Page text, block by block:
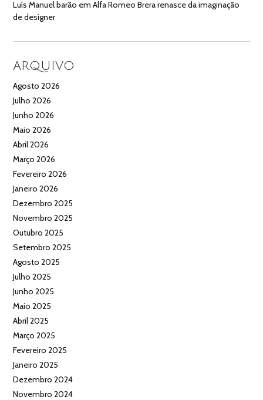
Luís Manuel barão emAlfa Romeo Brera renasce da imaginação
de designer
ARQUIVO
Agosto 2026
Julho 2026
Junho 2026
Maio 2026
Abril 2026
Março 2026
Fevereiro 2026
Janeiro 2026
Dezembro 2025
Novembro 2025
Outubro 2025
Setembro 2025
Agosto 2025
Julho 2025
Junho 2025
Maio 2025
Abril 2025
Março 2025
Fevereiro 2025
Janeiro 2025
Dezembro 2024
Novembro 2024